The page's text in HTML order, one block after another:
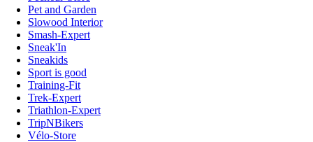
Pet and Garden
Slowood Interior
Smash-Expert
Sneak'In
Sneakids
Sport is good
Training-Fit
Trek-Expert
Triathlon-Expert
TripNBikers
Vélo-Store